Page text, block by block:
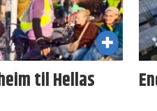
til Hellas